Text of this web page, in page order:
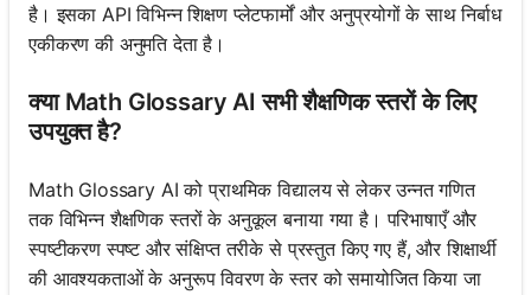
है। इसका API विभिन्न शिक्षण प्लेटफार्मों और अनुप्रयोगों के साथ निर्बाध
एकीकरण की अनुमति देता है।
क्या Math Glossary AI सभी शैक्षणिक स्तरों के लिए
उपयुक्त है?
Math Glossary AI को प्राथमिक विद्यालय से लेकर उन्नत गणित
तक विभिन्न शैक्षणिक स्तरों के अनुकूल बनाया गया है। परिभाषाएँ और
स्पष्टीकरण स्पष्ट और संक्षिप्त तरीके से प्रस्तुत किए गए हैं, और शिक्षार्थी
की आवश्यकताओं के अनुरूप विवरण के स्तर को समायोजित किया जा